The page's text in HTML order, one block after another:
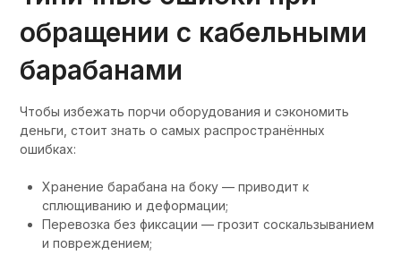
обращении с кабельными
барабанами
Чтобы избежать порчи оборудования и сэкономить
деньги, стоит знать о самых распространённых
ошибках:
Хранение барабана на боку — приводит к
сплющиванию и деформации;
Перевозка без фиксации — грозит соскальзыванием
и повреждением;